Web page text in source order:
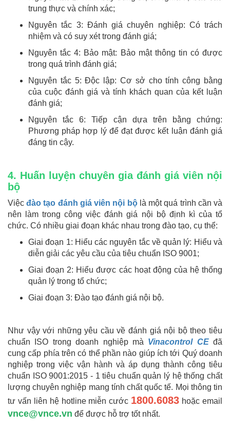
trung thực và chính xác;
Nguyên tắc 3: Đánh giá chuyên nghiệp: Có trách
nhiệm và có suy xét trong đánh giá;
Nguyên tắc 4: Bảo mật: Bảo mật thông tin có được
trong quá trình đánh giá;
Nguyên tắc 5: Độc lập: Cơ sở cho tính công bằng
của cuộc đánh giá và tính khách quan của kết luận
đánh giá;
Nguyên tắc 6: Tiếp cận dựa trên bằng chứng:
Phương pháp hợp lý để đạt được kết luận đánh giá
đáng tin cậy.
4. Huấn luyện chuyên gia đánh giá viên nội
bộ
Việcđào tạo đánh giá viên nội bộ là một quá trình cần và
nên làm trong công việc đánh giá nội bộ định kì của tổ
chức. Có nhiều giai đoạn khác nhau trong đào tạo, cụ thể:
Giai đoạn 1: Hiểu các nguyên tắc về quản lý: Hiểu và
diễn giải các yêu cầu của tiêu chuẩn ISO 9001;
Giai đoạn 2: Hiểu được các hoạt động của hệ thống
quản lý trong tổ chức;
Giai đoạn 3: Đào tạo đánh giá nội bộ.
Như vậy với những yêu cầu về đánh giá nội bộ theo tiêu
chuẩn ISO trong doanh nghiệp mà Vinacontrol CE đã
cung cấp phía trên có thể phần nào giúp ích tới Quý doanh
nghiệp trong việc vận hành và áp dụng thành công tiêu
chuẩn ISO 9001:2015 - 1 tiêu chuẩn quản lý hệ thống chất
lượng chuyên nghiệp mang tính chất quốc tế. Mọi thông tin
tư vấn liên hệ hotline miễn cước 1800.6083 hoặc email
vnce@vnce.vn để được hỗ trợ tốt nhất.